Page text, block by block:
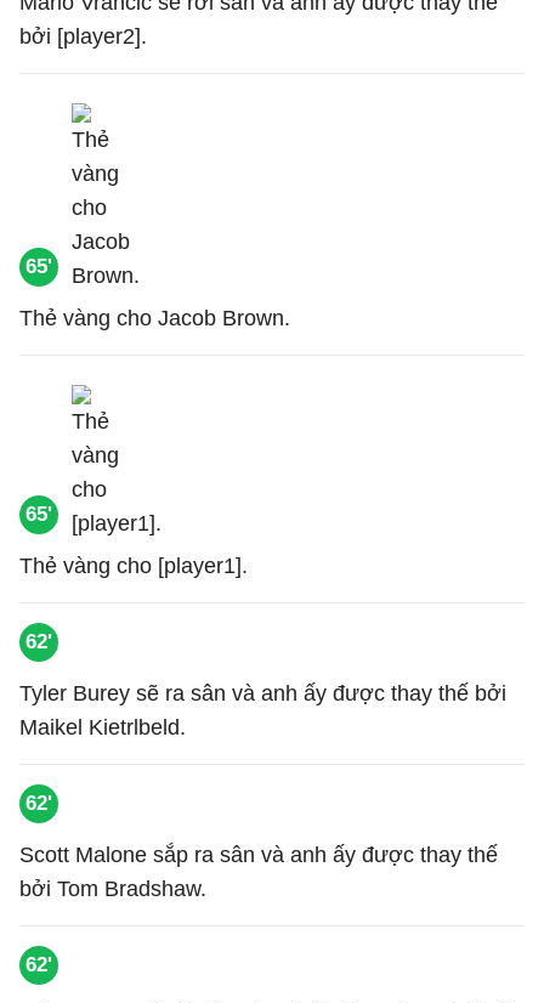
bởi [player2].
65'
Thẻ vàng cho Jacob Brown.
65'
Thẻ vàng cho [player1].
62'
Tyler Burey sẽ ra sân và anh ấy được thay thế bởi
Maikel Kietrlbeld.
62'
Scott Malone sắp ra sân và anh ấy được thay thế
bởi Tom Bradshaw.
62'